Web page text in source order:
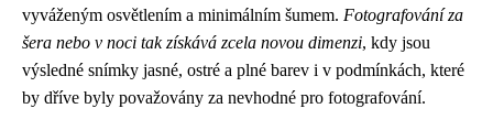
vyváženým osvětlením a minimálním šumem. Fotografování za
šera nebo v noci tak získává zcela novou dimenzi, kdy jsou
výsledné snímky jasné, ostré a plné barev i v podmínkách, které
by dříve byly považovány za nevhodné pro fotografování.